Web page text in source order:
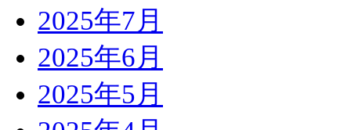
2025年7月
2025年6月
2025年5月